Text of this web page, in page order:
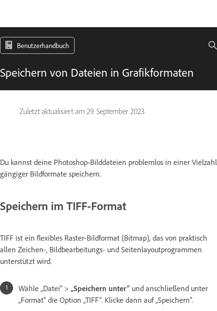
Benutzerhandbuch
Speichern von Dateien in Grafikformaten
Zuletzt aktualisiert am 29. September 2023
Du kannst deine Photoshop-Bilddateien problemlos in einer Vielzahl
gängiger Bildformate speichern.
Speichern im TIFF-Format
TIFF ist ein flexibles Raster-Bildformat (Bitmap), das von praktisch
allen Zeichen-, Bildbearbeitungs- und Seitenlayoutprogrammen
unterstützt wird.
Wähle „Datei“ > „Speichern unter“ und anschließend unter
„Format“ die Option „TIFF“. Klicke dann auf „Speichern“.